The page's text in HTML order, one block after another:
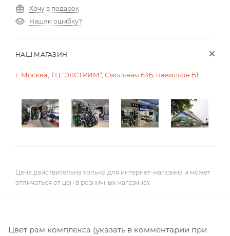
Хочу в подарок
Нашли ошибку?
НАШ МАГАЗИН
г. Москва, ТЦ "ЭКСТРИМ", Смольная 63Б, павильон Б1
Цена действительна только для интернет-магазина и может
отличаться от цен в розничных магазинах
Цвет рам комплекса (указать в комментарии при